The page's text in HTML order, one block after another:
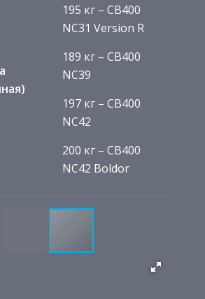
195 кг – CB400
NC31 Version R
189 кг – CB400
NC39
197 кг – CB400
NC42
200 кг – CB400
NC42 Boldor